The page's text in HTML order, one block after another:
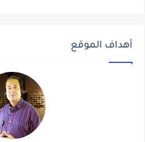
أهداف الموقع